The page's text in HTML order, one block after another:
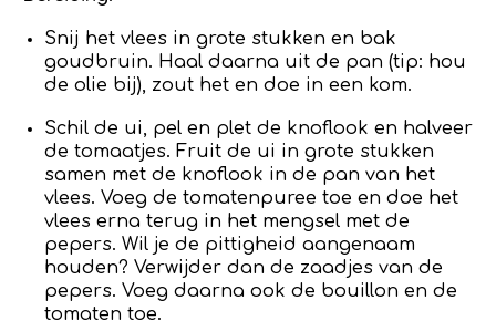
Snij het vlees in grote stukken en bak
goudbruin. Haal daarna uit de pan (tip: hou
de olie bij), zout het en doe in een kom.
Schil de ui, pel en plet de knoflook en halveer
de tomaatjes. Fruit de ui in grote stukken
samen met de knoflook in de pan van het
vlees. Voeg de tomatenpuree toe en doe het
vlees erna terug in het mengsel met de
pepers. Wil je de pittigheid aangenaam
houden? Verwijder dan de zaadjes van de
pepers. Voeg daarna ook de bouillon en de
tomaten toe.